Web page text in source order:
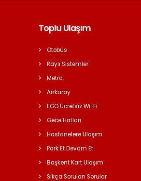
Toplu Ulaşım
Otobüs
Raylı Sistemler
Metro
Ankaray
EGO Ücretsiz Wi-Fi
Gece Hatları
Hastanelere Ulaşım
Park Et Devam Et
Başkent Kart Ulaşım
Sıkça Sorulan Sorular